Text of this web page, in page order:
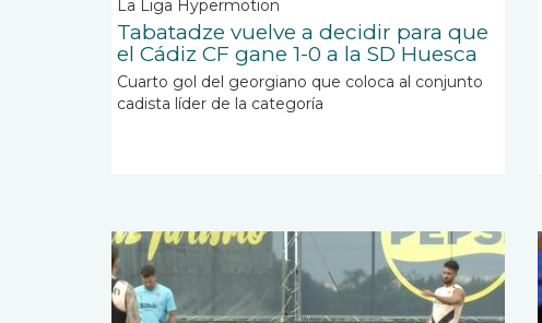
La Liga Hypermotion
Tabatadze vuelve a decidir para que
el Cádiz CF gane 1-0 a la SD Huesca
Cuarto gol del georgiano que coloca al conjunto
cadista líder de la categoría